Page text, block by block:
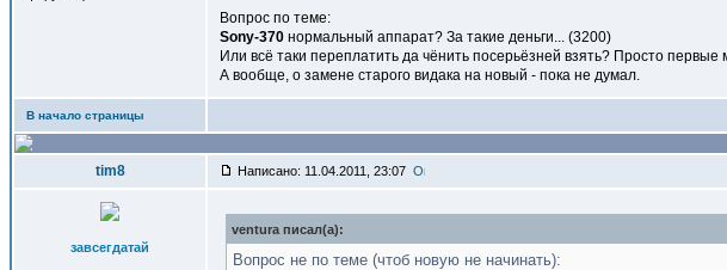
Вопрос по теме:
Sony-370 нормальный аппарат? За такие деньги... (3200)
Или всё таки переплатить да чёнить посерьёзней взять? Просто
А вообще, о замене старого видака на новый - пока не думал.
В начало страницы
tim8 Написано: 11.04.2011, 23:07
завсегдатай
ventura писал(a):
Вопрос не по теме (чтоб новую не начинать):